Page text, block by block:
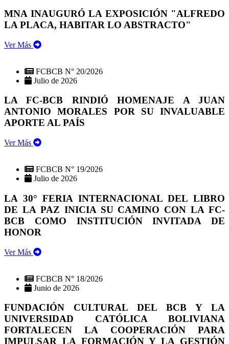
MNA INAUGURÓ LA EXPOSICIÓN "ALFREDO
LA PLACA, HABITAR LO ABSTRACTO"
Ver Más
FCBCB N° 20/2026
Julio de 2026
LA FC-BCB RINDIÓ HOMENAJE A JUAN
ANTONIO MORALES POR SU INVALUABLE
APORTE AL PAÍS
Ver Más
FCBCB N° 19/2026
Julio de 2026
LA 30° FERIA INTERNACIONAL DEL LIBRO
DE LA PAZ INICIA SU CAMINO CON LA FC-
BCB COMO INSTITUCIÓN INVITADA DE
HONOR
Ver Más
FCBCB N° 18/2026
Junio de 2026
FUNDACIÓN CULTURAL DEL BCB Y LA
UNIVERSIDAD CATÓLICA BOLIVIANA
FORTALECEN LA COOPERACIÓN PARA
IMPULSAR LA FORMACIÓN Y LA GESTIÓN